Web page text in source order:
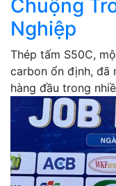
Chuộng
Nghiệp
Thép tấm S50C,
carbon ổn định, đã
hàng đầu trong